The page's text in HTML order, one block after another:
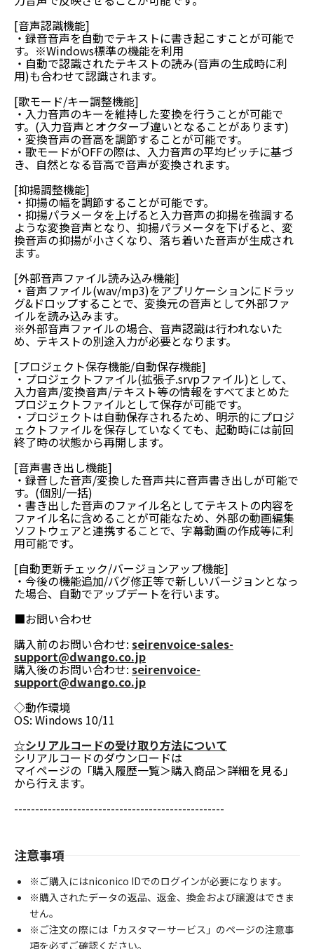
[音声認識機能]
・録音音声を自動でテキストに書き起こすことが可能で
す。※Windows標準の機能を利用
・自動で認識されたテキストの読み(音声の生成時に利
用)も合わせて認識されます。
[歌モード/キー調整機能]
・入力音声のキーを維持した変換を行うことが可能で
す。(入力音声とオクターブ違いとなることがあります)
・変換音声の音高を調節することが可能です。
・歌モードがOFFの際は、入力音声の平均ピッチに基づ
き、自然となる音高で音声が変換されます。
[抑揚調整機能]
・抑揚の幅を調節することが可能です。
・抑揚パラメータを上げると入力音声の抑揚を強調する
ような変換音声となり、抑揚パラメータを下げると、変
換音声の抑揚が小さくなり、落ち着いた音声が生成され
ます。
[外部音声ファイル読み込み機能]
・音声ファイル(wav/mp3)をアプリケーションにドラッ
グ&ドロップすることで、変換元の音声として外部ファ
イルを読み込みます。
※外部音声ファイルの場合、音声認識は行われないた
め、テキストの別途入力が必要となります。
[プロジェクト保存機能/自動保存機能]
・プロジェクトファイル(拡張子.srvpファイル)として、
入力音声/変換音声/テキスト等の情報をすべてまとめた
プロジェクトファイルとして保存が可能です。
・プロジェクトは自動保存されるため、明示的にプロジ
ェクトファイルを保存していなくても、起動時には前回
終了時の状態から再開します。
[音声書き出し機能]
・録音した音声/変換した音声共に音声書き出しが可能で
す。(個別/一括)
・書き出した音声のファイル名としてテキストの内容を
ファイル名に含めることが可能なため、外部の動画編集
ソフトウェアと連携することで、字幕動画の作成等に利
用可能です。
[自動更新チェック/バージョンアップ機能]
・今後の機能追加/バグ修正等で新しいバージョンとなっ
た場合、自動でアップデートを行います。
■お問い合わせ
購入前のお問い合わせ: seirenvoice-sales-
support@dwango.co.jp
購入後のお問い合わせ: seirenvoice-
support@dwango.co.jp
◇動作環境
OS: Windows 10/11
☆シリアルコードの受け取り方法について
シリアルコードのダウンロードは
マイページの「購入履歴一覧＞購入商品＞詳細を見る」
から行えます。
--------------------------------------------------
注意事項
※ご購入にはniconico IDでのログインが必要になります。
※購入されたデータの返品、返金、換金および譲渡はできま
せん。
※ご注文の際には「カスタマーサービス」のページの注意事
項を必ずご確認ください。